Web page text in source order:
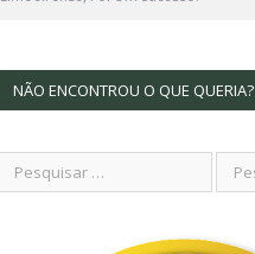
NÃO ENCONTROU O QUE QUERIA?